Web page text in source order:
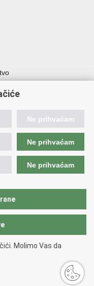
u Zadru (MCPA)
Ne prihvaćam
Ne prihvaćam
Ne prihvaćam
Molimo Vas da